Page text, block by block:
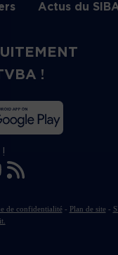
Actus du
!
de confidentialité- Plan de site-